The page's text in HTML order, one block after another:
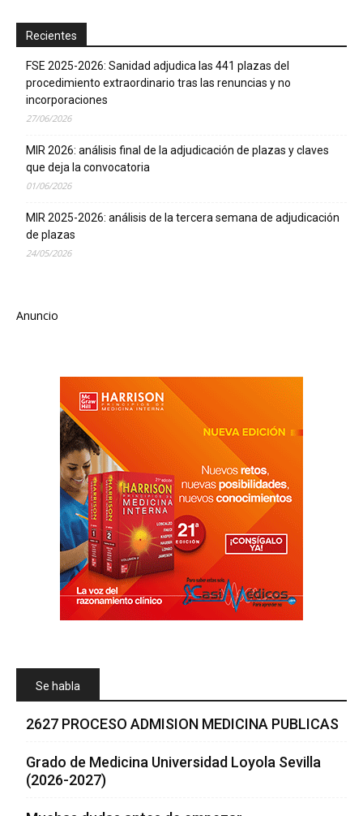
Recientes
FSE 2025-2026: Sanidad adjudica las 441 plazas del
procedimiento extraordinario tras las renuncias y no
incorporaciones
27/06/2026
MIR 2026: análisis final de la adjudicación de plazas y claves
que deja la convocatoria
01/06/2026
MIR 2025-2026: análisis de la tercera semana de adjudicación
de plazas
24/05/2026
Anuncio
Se habla
2627 PROCESO ADMISION MEDICINA PUBLICAS
Grado de Medicina Universidad Loyola Sevilla
(2026-2027)